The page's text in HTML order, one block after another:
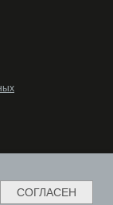
СОГЛАСЕН